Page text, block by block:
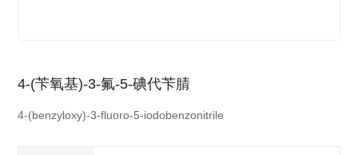
4-(苄氧基)-3-氟-5-碘代苄腈
4-(benzyloxy)-3-fluoro-5-iodobenzonitrile